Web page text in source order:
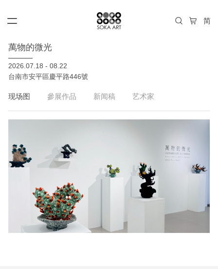
萬物的微光
2026.07.18 - 08.22
台南市安平區慶平路446號
现场图 參展作品 新闻稿 艺术家